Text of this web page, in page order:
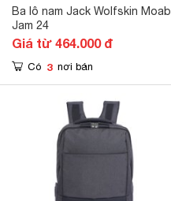
Ba lô nam Jack Wolfskin Moab
Jam 24
Giá từ 464.000 đ
Có 3 nơi bán